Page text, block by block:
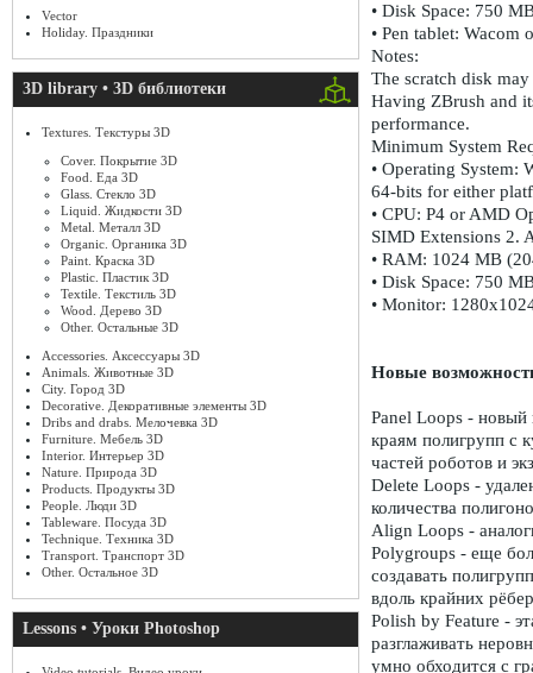
Vector
Holiday. Праздники
3D library • 3D библиотеки
Textures. Текстуры 3D
Cover. Покрытие 3D
Food. Еда 3D
Glass. Стекло 3D
Liquid. Жидкости 3D
Metal. Металл 3D
Organic. Органика 3D
Paint. Краска 3D
Plastic. Пластик 3D
Textile. Текстиль 3D
Wood. Дерево 3D
Other. Остальные 3D
Accessories. Аксессуары 3D
Animals. Животные 3D
City. Город 3D
Decorative. Декоративные элементы 3D
Dribs and drabs. Мелочевка 3D
Furniture. Мебель 3D
Interior. Интерьер 3D
Nature. Природа 3D
Products. Продукты 3D
People. Люди 3D
Tableware. Посуда 3D
Technique. Техника 3D
Transport. Транспорт 3D
Other. Остальное 3D
Lessons • Уроки Photoshop
• Disk Space: 750
• Pen tablet: Wacom
Notes:
The scratch disk
Having ZBrush and
performance.
Minimum System
• Operating System:
64-bits for either
• CPU: P4 or AMD
SIMD Extensions 2.
• RAM: 1024 MB
• Disk Space: 750
• Monitor:
Новые
Panel Loops - новый
краям полигрупп с
частей роботов и
Delete Loops -
количества
Align Loops -
Polygroups - еще
создавать
вдоль крайних
Polish by Feature -
разглаживать
умно обходится с